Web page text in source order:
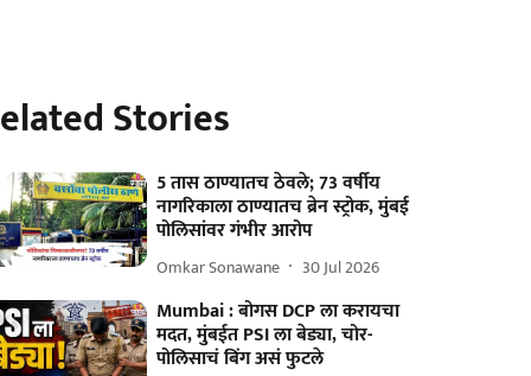
Stories
5 तास ठाण्यातच ठेवले; 73 वर्षीय
नागरिकाला ठाण्यातच ब्रेन स्ट्रोक, मुंबई
पोलिसांवर गंभीर आरोप
Omkar Sonawane 30 Jul 2026
Mumbai : बोगस DCP ला करायचा
मदत, मुंबईत PSI ला बेड्या, चोर-
पोलिसाचं बिंग असं फुटले